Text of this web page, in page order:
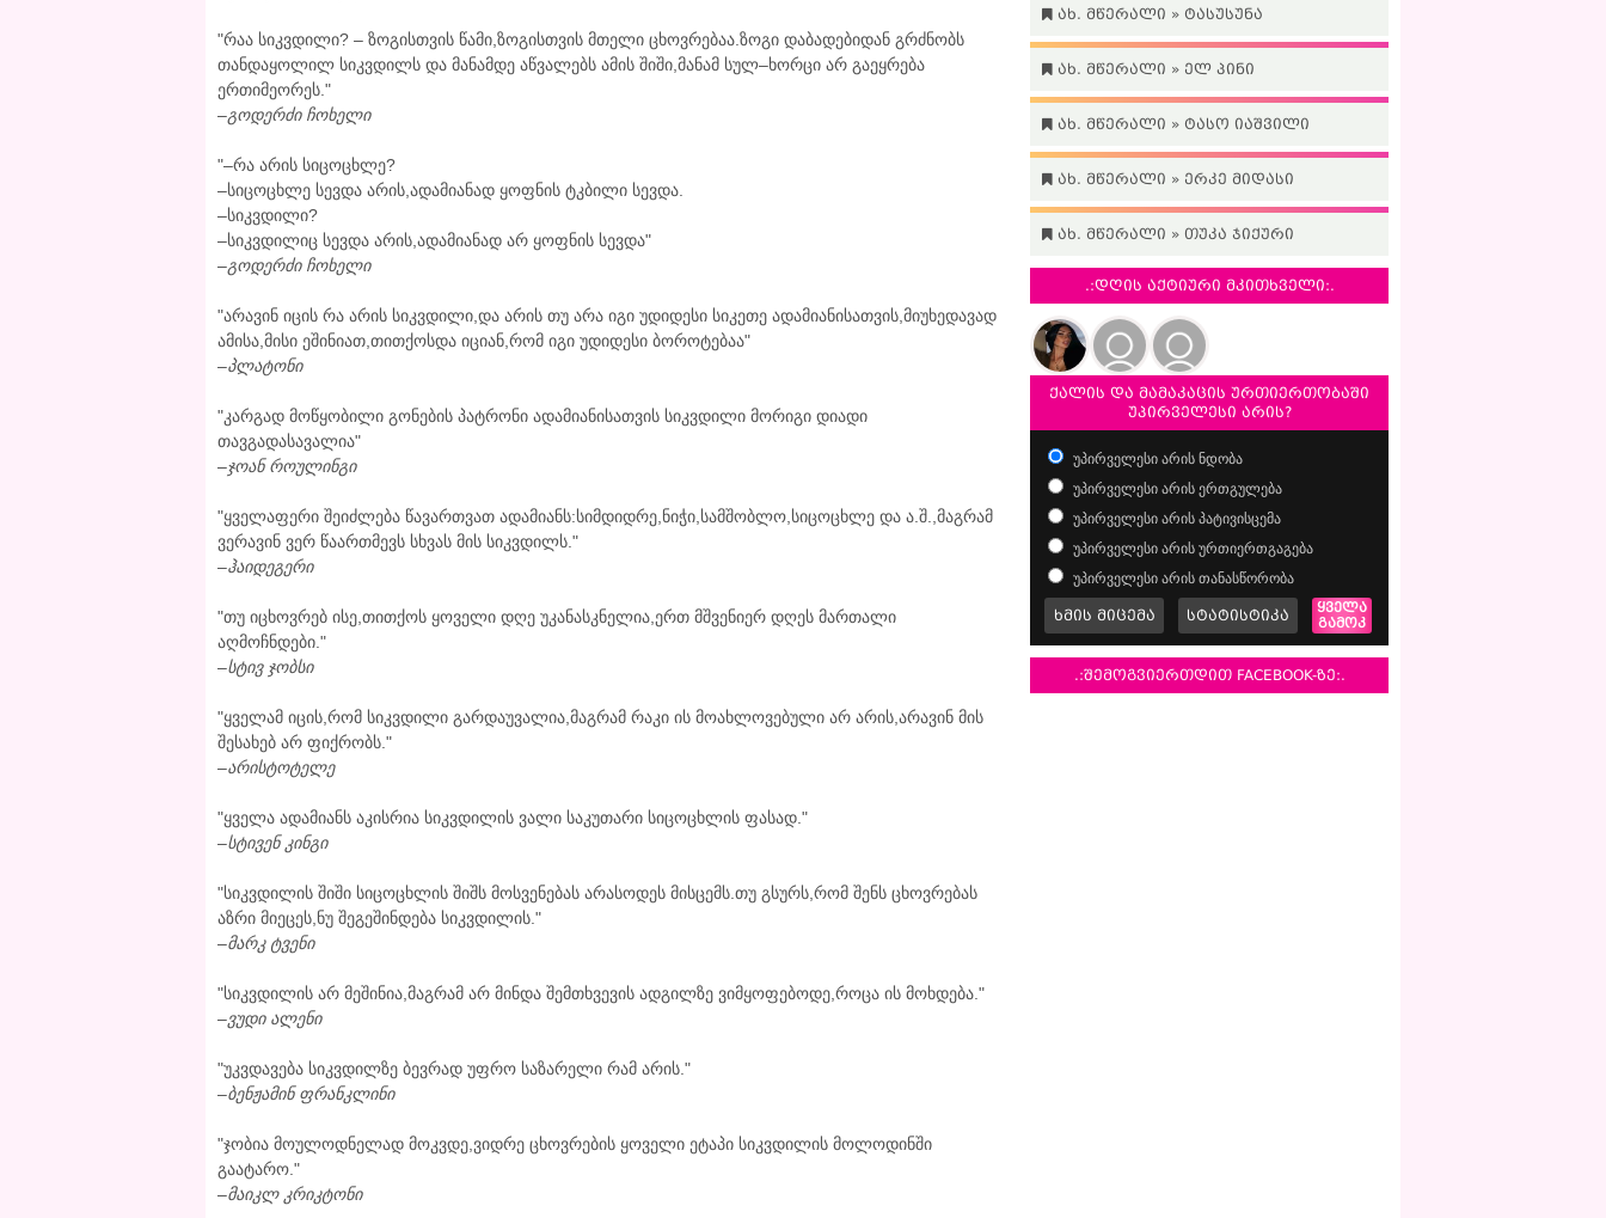
"რაა სიკვდილი? – ზოგისთვის წამი,ზოგისთვის მთელი ცხოვრებაა.ზოგი დაბადებიდან გრძნობს
თანდაყოლილ სიკვდილს და მანამდე აწვალებს ამის შიში,მანამ სულ–ხორცი არ გაეყრება
ერთიმეორეს."
–გოდერძი ჩოხელი
"–რა არის სიცოცხლე?
–სიცოცხლე სევდა არის,ადამიანად ყოფნის ტკბილი სევდა.
–სიკვდილი?
–სიკვდილიც სევდა არის,ადამიანად არ ყოფნის სევდა"
–გოდერძი ჩოხელი
"არავინ იცის რა არის სიკვდილი,და არის თუ არა იგი უდიდესი სიკეთე ადამიანისათვის,მიუხედავად
ამისა,მისი ეშინიათ,თითქოსდა იციან,რომ იგი უდიდესი ბოროტებაა"
–პლატონი
"კარგად მოწყობილი გონების პატრონი ადამიანისათვის სიკვდილი მორიგი დიადი
თავგადასავალია"
–ჯოან როულინგი
"ყველაფერი შეიძლება წავართვათ ადამიანს:სიმდიდრე,ნიჭი,სამშობლო,სიცოცხლე და ა.შ.,მაგრამ
ვერავინ ვერ წაართმევს სხვას მის სიკვდილს."
–ჰაიდეგერი
"თუ იცხოვრებ ისე,თითქოს ყოველი დღე უკანასკნელია,ერთ მშვენიერ დღეს მართალი
აღმოჩნდები."
–სტივ ჯობსი
"ყველამ იცის,რომ სიკვდილი გარდაუვალია,მაგრამ რაკი ის მოახლოვებული არ არის,არავინ მის
შესახებ არ ფიქრობს."
–არისტოტელე
"ყველა ადამიანს აკისრია სიკვდილის ვალი საკუთარი სიცოცხლის ფასად."
–სტივენ კინგი
"სიკვდილის შიში სიცოცხლის შიშს მოსვენებას არასოდეს მისცემს.თუ გსურს,რომ შენს ცხოვრებას
აზრი მიეცეს,ნუ შეგეშინდება სიკვდილის."
–მარკ ტვენი
"სიკვდილის არ მეშინია,მაგრამ არ მინდა შემთხვევის ადგილზე ვიმყოფებოდე,როცა ის მოხდება."
–ვუდი ალენი
"უკვდავება სიკვდილზე ბევრად უფრო საზარელი რამ არის."
–ბენჟამინ ფრანკლინი
"ჯობია მოულოდნელად მოკვდე,ვიდრე ცხოვრების ყოველი ეტაპი სიკვდილის მოლოდინში
გაატარო."
–მაიკლ კრიკტონი
ახ. მწერალი » ტასუსუნა
ახ. მწერალი » ელ პინი
ახ. მწერალი » ტასო იაშვილი
ახ. მწერალი » ერკე მიდასი
ახ. მწერალი » თუკა ჯიქური
.:დღის აქტიური მკითხველი:.
ქალის და მამაკაცის ურთიერთობაში
უპირველესი არის?
უპირველესი არის ნდობა
უპირველესი არის ერთგულება
უპირველესი არის პატივისცემა
უპირველესი არის ურთიერთგაგება
უპირველესი არის თანასწორობა
ხმის მიცემა სტატისტიკა
ყველა
გამოკ
.:შემოგვიერთდით FACEBOOK-ზე:.